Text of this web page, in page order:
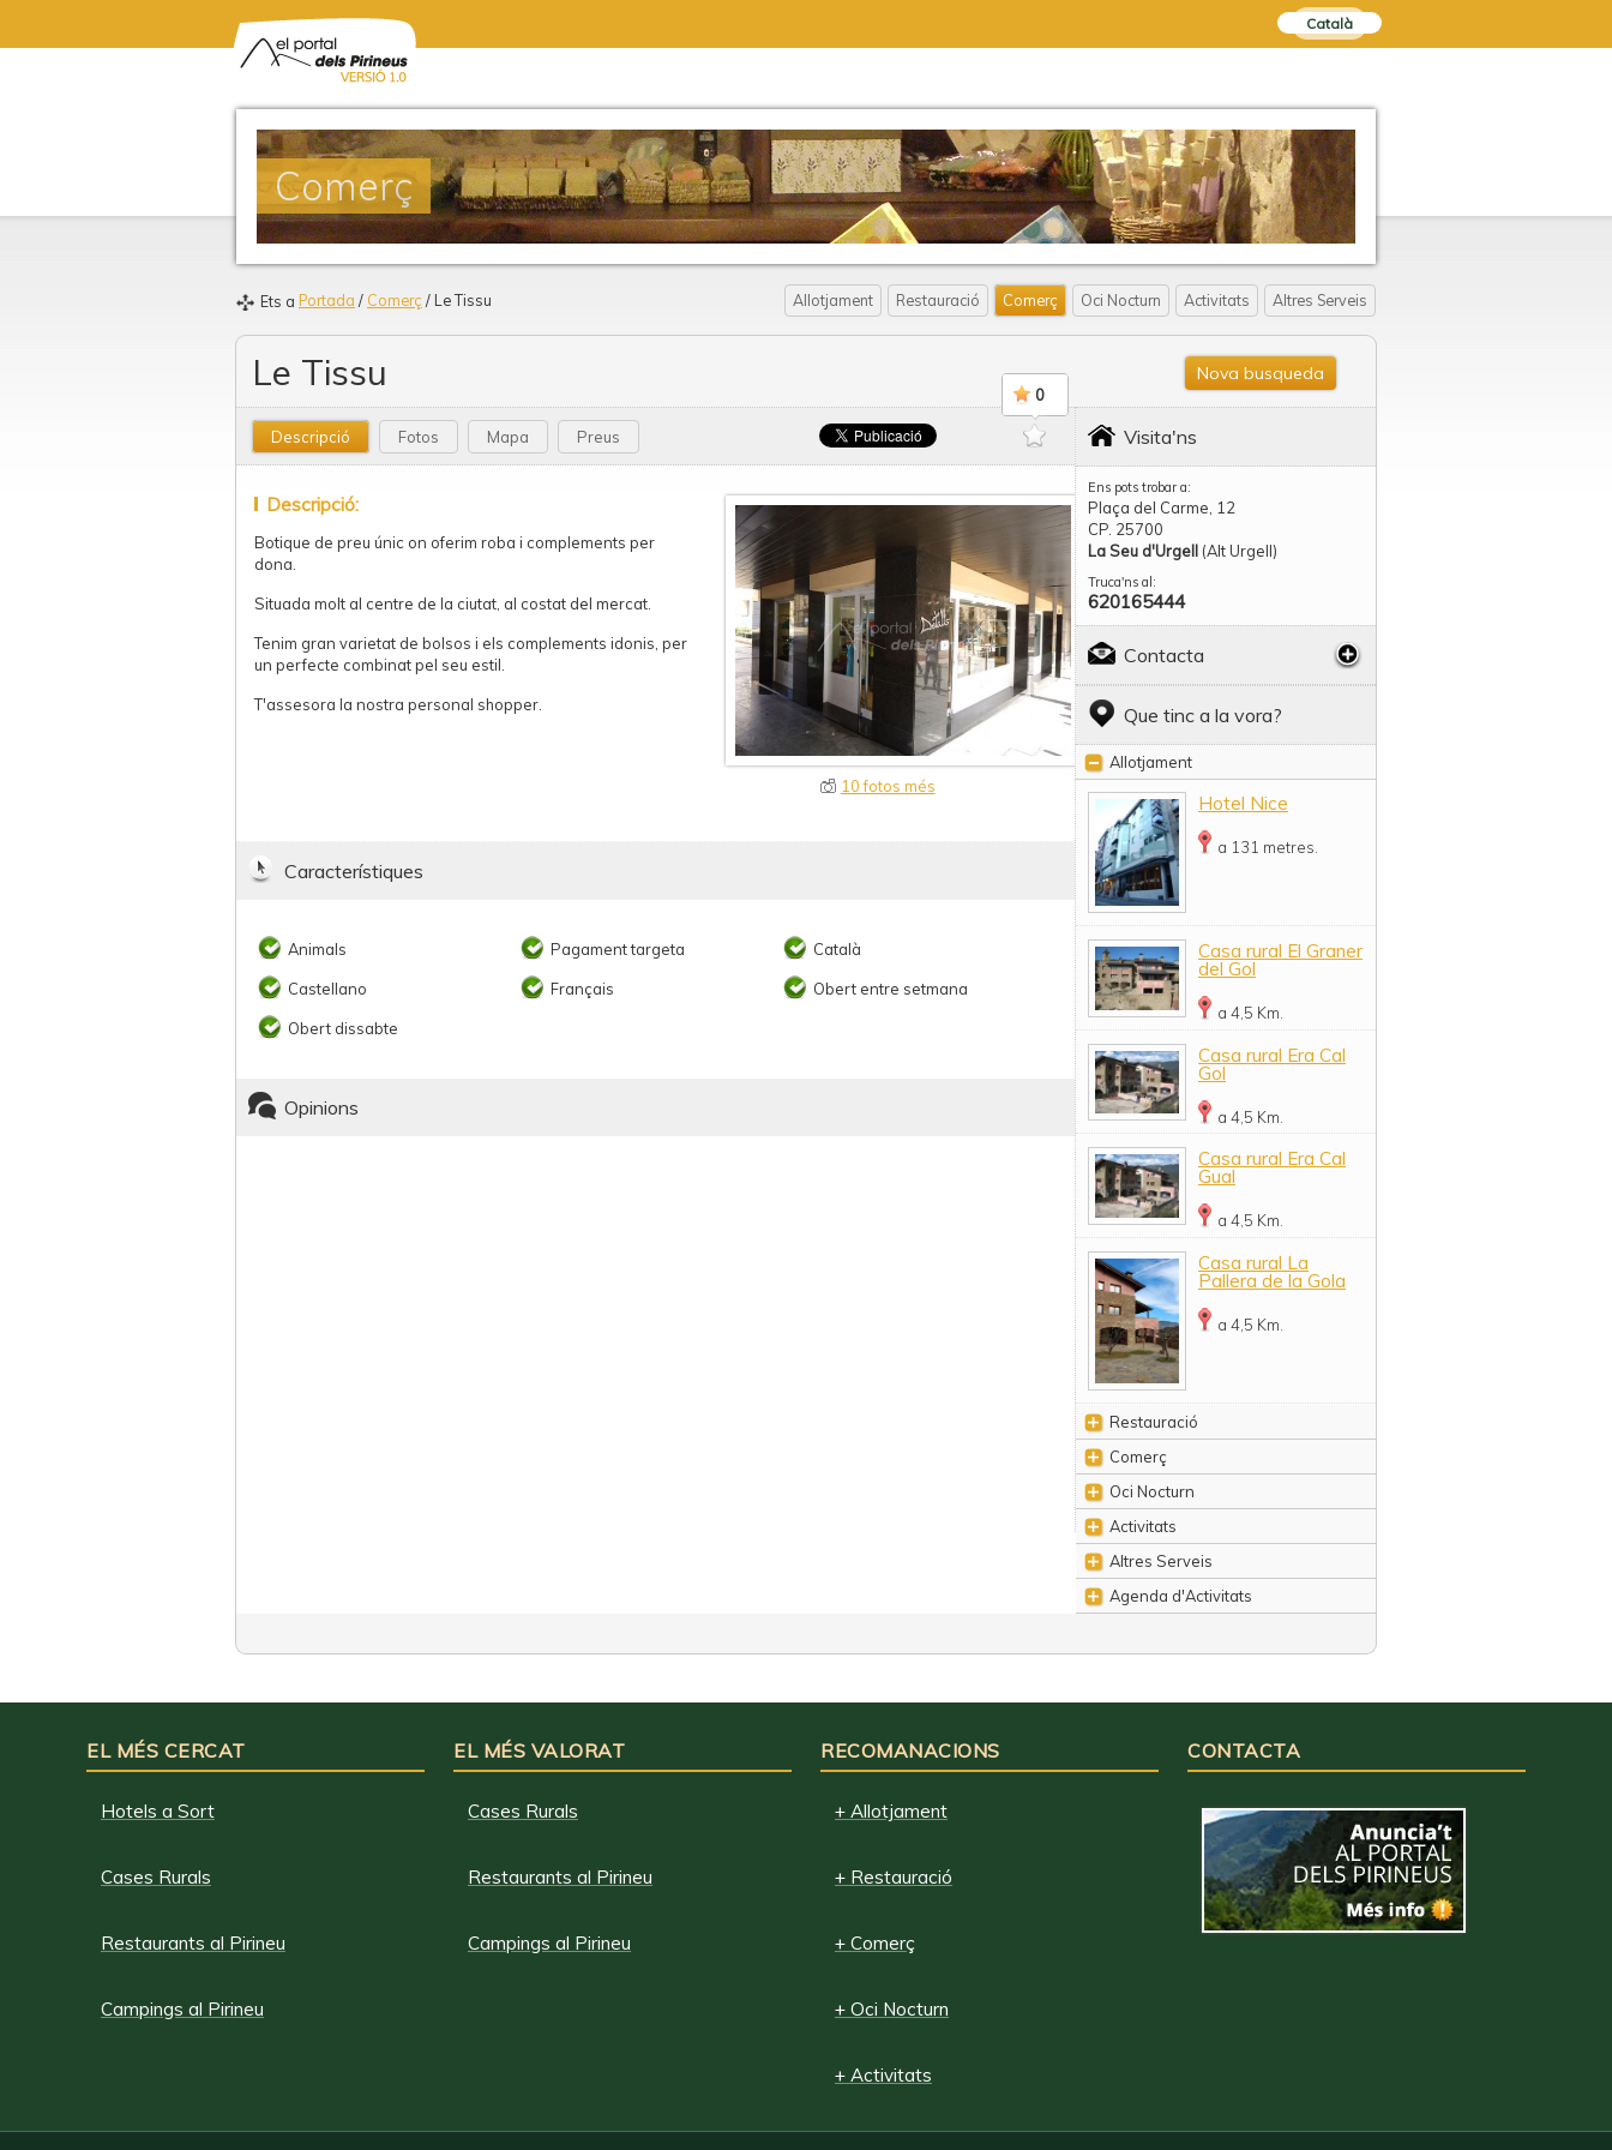
Català
Comerç
Ets a Portada / Comerç / Le Tissu Allotjament Restauració Comerç Oci Nocturn Activitats Altres Serveis
Le Tissu
0
Nova busqueda
Descripció Fotos Mapa Preus
Descripció:
Botique de preu únic on oferim roba i complements per
dona.
Situada molt al centre de la ciutat, al costat del mercat.
Tenim gran varietat de bolsos i els complements idonis, per
un perfecte combinat pel seu estil.
T'assesora la nostra personal shopper.
10 fotos més
Característiques
Animals Pagament targeta Català
Castellano Français Obert entre setmana
Obert dissabte
Opinions
Visita'ns
Ens pots trobar a:
Plaça del Carme, 12
CP. 25700
La Seu d'Urgell (Alt Urgell)
Truca'ns al:
620165444
Contacta
Que tinc a la vora?
Allotjament
Hotel Nice
a 131 metres.
Casa rural El Graner
del Gol
a 4,5 Km.
Casa rural Era Cal
Gol
a 4,5 Km.
Casa rural Era Cal
Gual
a 4,5 Km.
Casa rural La
Pallera de la Gola
a 4,5 Km.
Restauració
Comerç
Oci Nocturn
Activitats
Altres Serveis
Agenda d'Activitats
EL MÉS CERCAT
Hotels a Sort
Cases Rurals
Restaurants al Pirineu
Campings al Pirineu
EL MÉS VALORAT
Cases Rurals
Restaurants al Pirineu
Campings al Pirineu
RECOMANACIONS
+ Allotjament
+ Restauració
+ Comerç
+ Oci Nocturn
+ Activitats
CONTACTA